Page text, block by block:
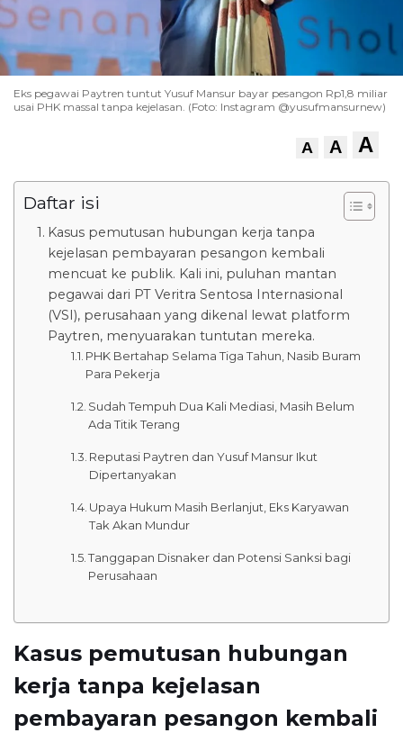
Eks pegawai Paytren tuntut Yusuf Mansur bayar pesangon Rp1,8 miliar
usai PHK massal tanpa kejelasan. (Foto: Instagram @yusufmansurnew)
A A A
Daftar isi
Kasus pemutusan hubungan kerja tanpa
kejelasan pembayaran pesangon kembali
mencuat ke publik. Kali ini, puluhan mantan
pegawai dari PT Veritra Sentosa Internasional
(VSI), perusahaan yang dikenal lewat platform
Paytren, menyuarakan tuntutan mereka.
PHK Bertahap Selama Tiga Tahun, Nasib Buram
Para Pekerja
Sudah Tempuh Dua Kali Mediasi, Masih Belum
Ada Titik Terang
Reputasi Paytren dan Yusuf Mansur Ikut
Dipertanyakan
Upaya Hukum Masih Berlanjut, Eks Karyawan
Tak Akan Mundur
Tanggapan Disnaker dan Potensi Sanksi bagi
Perusahaan
Kasus pemutusan hubungan
kerja tanpa kejelasan
pembayaran pesangon kembali